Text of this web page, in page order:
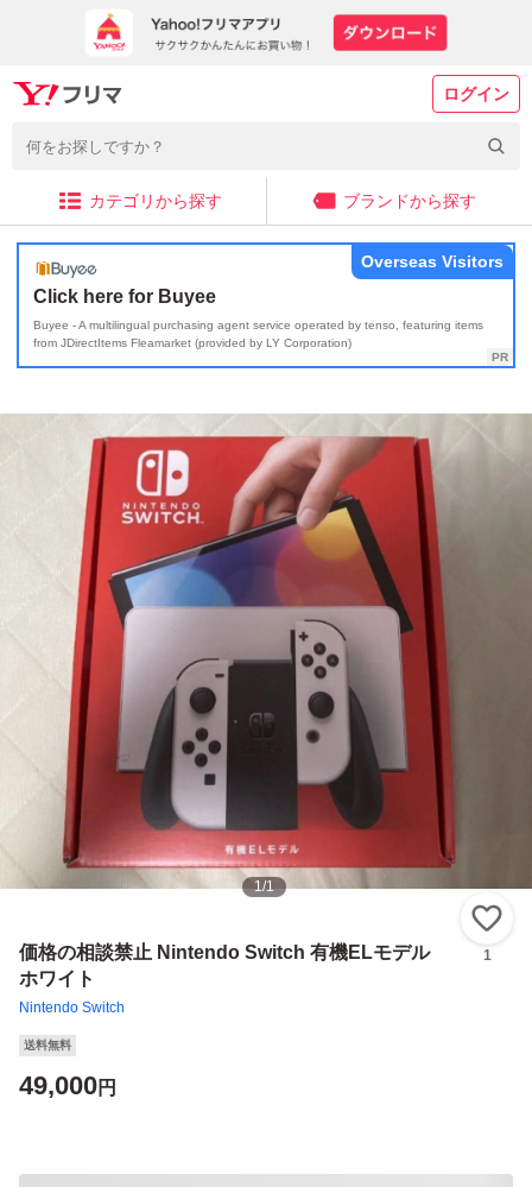
ログイン
カテゴリから探す ブランドから探す
Click here for Buyee
Buyee - A multilingual purchasing agent service operated by tenso, featuring items
from JDirectItems Fleamarket (provided by LY Corporation)
Overseas Visitors
1/1
価格の相談禁止 Nintendo Switch 有機ELモデル
ホワイト
Nintendo Switch
1
送料無料
49,000円